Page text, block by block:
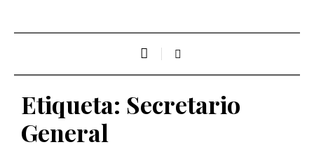
Etiqueta: Secretario
General